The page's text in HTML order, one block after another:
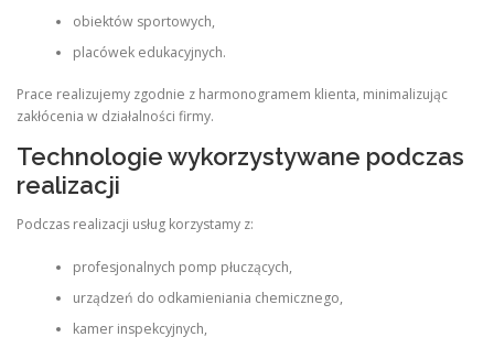
obiektów sportowych,
placówek edukacyjnych.
Prace realizujemy zgodnie z harmonogramem klienta, minimalizując
zakłócenia w działalności firmy.
Technologie wykorzystywane podczas
realizacji
Podczas realizacji usług korzystamy z:
profesjonalnych pomp płuczących,
urządzeń do odkamieniania chemicznego,
kamer inspekcyjnych,